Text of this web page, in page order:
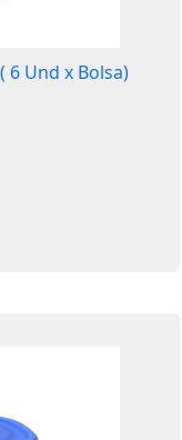
6 Und x Bolsa)